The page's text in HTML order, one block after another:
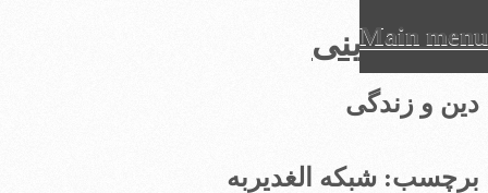
عرفان دینی
دین و زندگی
Main menu
to
content
برچسب: شبکه الغدیربه